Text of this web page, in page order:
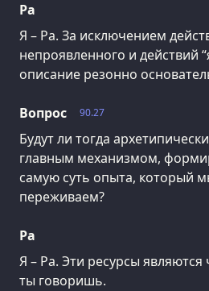
Ра
Я – Ра. За исключением
непроявленного и действий
описание резонно
90.27
Вопрос
Будут ли тогда
главным механизмом,
самую суть опыта, который
переживаем?
Ра
Я – Ра. Эти ресурсы
ты говоришь.